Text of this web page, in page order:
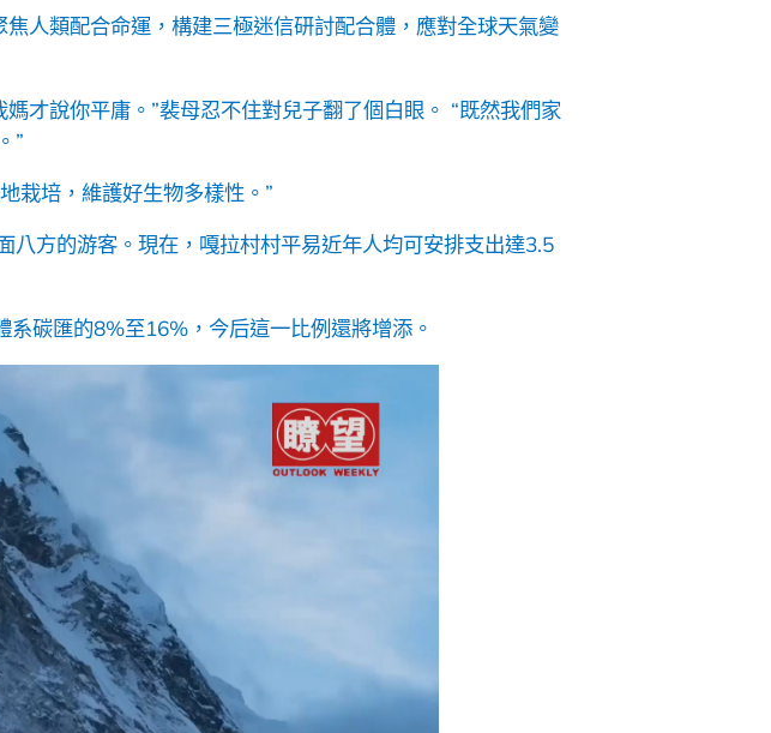
人類配合命運，構建三極迷信研討配合體，應對全球天氣變
才說你平庸。”裴母忍不住對兒子翻了個白眼。 “既然我們家
”
栽培，維護好生物多樣性。”
方的游客。現在，嘎拉村村平易近年人均可安排支出達3.5
碳匯的8%至16%，今后這一比例還將增添。